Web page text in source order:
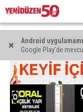
Android
Google Play'de